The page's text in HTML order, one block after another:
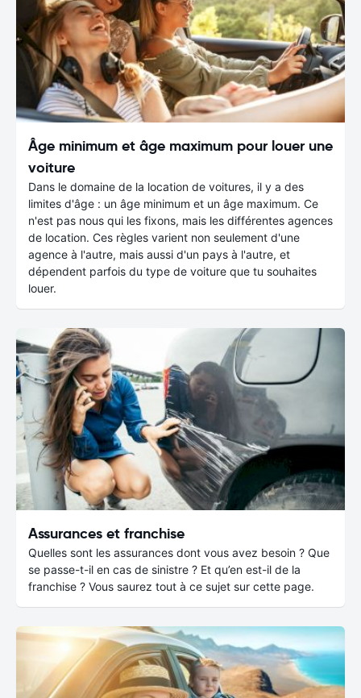
Âge minimum et âge maximum pour louer une
voiture
Dans le domaine de la location de voitures, il y a des
limites d'âge : un âge minimum et un âge maximum. Ce
n'est pas nous qui les fixons, mais les différentes agences
de location. Ces règles varient non seulement d'une
agence à l'autre, mais aussi d'un pays à l'autre, et
dépendent parfois du type de voiture que tu souhaites
louer.
Assurances et franchise
Quelles sont les assurances dont vous avez besoin ? Que
se passe-t-il en cas de sinistre ? Et qu’en est-il de la
franchise ? Vous saurez tout à ce sujet sur cette page.